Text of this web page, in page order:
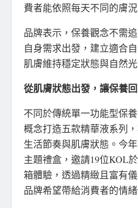
費者能依照每天不同的膚
品牌表示，保養觀念不需
自身需求出發，建立適合
肌膚維持穩定狀態與自然光
從肌膚狀態出發，讓保養
不同於傳統單一功能型保
概念打造五款精華液系列
生活節奏與肌膚狀態。今
主題禮盒，邀請19位KOL
箱體驗，透過精緻且富有
品牌希望帶給消費者的情